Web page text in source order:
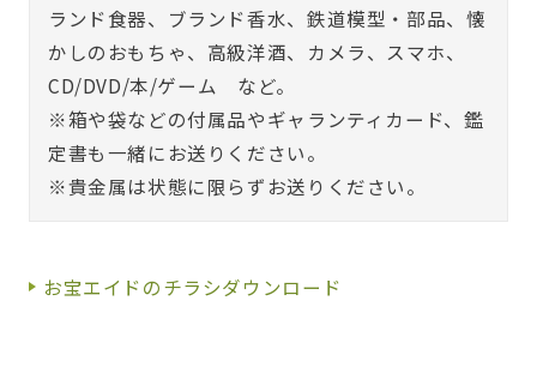
ランド食器、ブランド香水、鉄道模型・部品、懐
かしのおもちゃ、高級洋酒、カメラ、スマホ、
CD/DVD/本/ゲーム など。
※箱や袋などの付属品やギャランティカード、鑑
定書も一緒にお送りください。
※貴金属は状態に限らずお送りください。
お宝エイドのチラシダウンロード